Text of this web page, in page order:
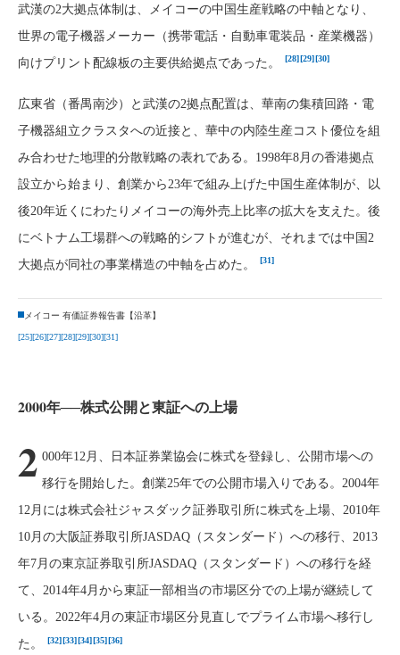
武漢の2大拠点体制は、メイコーの中国生産戦略の中軸となり、
世界の電子機器メーカー（携帯電話・自動車電装品・産業機器）
向けプリント配線板の主要供給拠点であった。
[28][29][30]
広東省（番禺南沙）と武漢の2拠点配置は、華南の集積回路・電
子機器組立クラスタへの近接と、華中の内陸生産コスト優位を組
み合わせた地理的分散戦略の表れである。1998年8月の香港拠点
設立から始まり、創業から23年で組み上げた中国生産体制が、以
後20年近くにわたりメイコーの海外売上比率の拡大を支えた。後
にベトナム工場群への戦略的シフトが進むが、それまでは中国2
大拠点が同社の事業構造の中軸を占めた。
[31]
メイコー 有価証券報告書【沿革】
[25][26][27][28][29][30][31]
2000年──株式公開と東証への上場
2 000年12月、日本証券業協会に株式を登録し、公開市場への
移行を開始した。創業25年での公開市場入りである。2004年
12月には株式会社ジャスダック証券取引所に株式を上場、2010年
10月の大阪証券取引所JASDAQ（スタンダード）への移行、2013
年7月の東京証券取引所JASDAQ（スタンダード）への移行を経
て、2014年4月から東証一部相当の市場区分での上場が継続して
いる。2022年4月の東証市場区分見直しでプライム市場へ移行し
た。
[32][33][34][35][36]